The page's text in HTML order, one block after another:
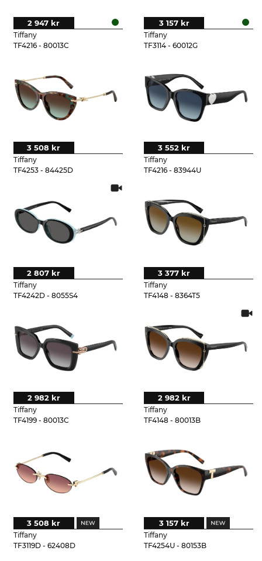
Tiffany
TF4216 - 80013C
2 947 kr
Tiffany
TF3114 - 60012G
3 157 kr
Tiffany
TF4253 - 84425D
3 508 kr
Tiffany
TF4216 - 83944U
3 552 kr
Tiffany
TF4242D - 8055S4
2 807 kr
Tiffany
TF4148 - 8364T5
3 377 kr
Tiffany
TF4199 - 80013C
2 982 kr
Tiffany
TF4148 - 80013B
2 982 kr
Tiffany
TF3119D - 62408D
3 508 kr
Tiffany
TF4254U - 80153B
3 157 kr